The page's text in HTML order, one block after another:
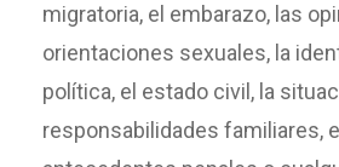
migratoria, el embarazo, las
orientaciones sexuales, la
política, el estado civil, la
responsabilidades familiares,